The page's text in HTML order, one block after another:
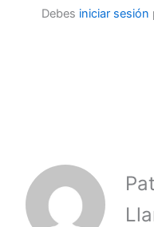
Debes iniciar sesión